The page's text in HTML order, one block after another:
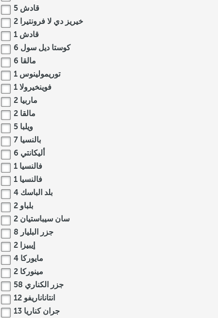
قادش 5
خيريز دي لا فرونتيرا 2
قادش 1
كوستا ديل سول 6
مالقا 6
توريمولينوس 1
فوينخيرولا 1
ماربيا 2
مالقا 2
ويلبا 5
بالنسيا 7
أليكانتي 6
فالنسيا 1
فالنسيا 1
بلد الباسك 4
بلباو 2
سان سيباستيان 2
جزر البليار 8
إيبيزا 2
مايوركا 4
مينوركا 2
جزر الكناري 58
انتاناناريفو 12
جران كناريا 13